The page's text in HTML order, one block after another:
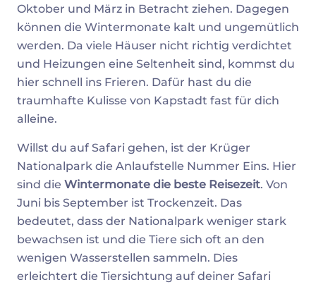
Oktober und März in Betracht ziehen. Dagegen
können die Wintermonate kalt und ungemütlich
werden. Da viele Häuser nicht richtig verdichtet
und Heizungen eine Seltenheit sind, kommst du
hier schnell ins Frieren. Dafür hast du die
traumhafte Kulisse von Kapstadt fast für dich
alleine.
Willst du auf Safari gehen, ist der Krüger
Nationalpark die Anlaufstelle Nummer Eins. Hier
sind die Wintermonate die beste Reisezeit. Von
Juni bis September ist Trockenzeit. Das
bedeutet, dass der Nationalpark weniger stark
bewachsen ist und die Tiere sich oft an den
wenigen Wasserstellen sammeln. Dies
erleichtert die Tiersichtung auf deiner Safari